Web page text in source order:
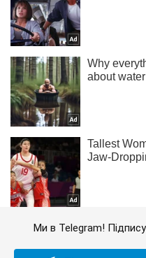
Ми в Telegram!